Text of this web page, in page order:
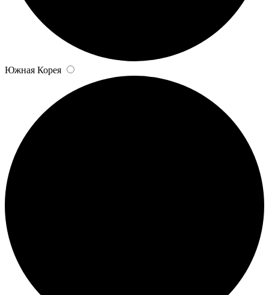
Южная Корея